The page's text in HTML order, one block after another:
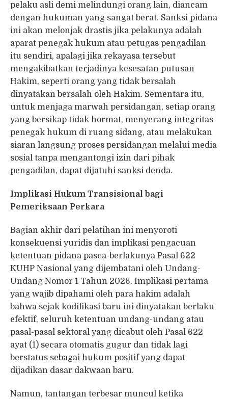
pelaku asli demi melindungi orang lain, diancam
dengan hukuman yang sangat berat. Sanksi pidana
ini akan melonjak drastis jika pelakunya adalah
aparat penegak hukum atau petugas pengadilan
itu sendiri, apalagi jika rekayasa tersebut
mengakibatkan terjadinya kesesatan putusan
Hakim, seperti orang yang tidak bersalah
dinyatakan bersalah oleh Hakim. Sementara itu,
untuk menjaga marwah persidangan, setiap orang
yang bersikap tidak hormat, menyerang integritas
penegak hukum di ruang sidang, atau melakukan
siaran langsung proses persidangan melalui media
sosial tanpa mengantongi izin dari pihak
pengadilan, dapat dijatuhi sanksi denda.
Implikasi Hukum Transisional bagi
Pemeriksaan Perkara
Bagian akhir dari pelatihan ini menyoroti
konsekuensi yuridis dan implikasi pengacuan
ketentuan pidana pasca-berlakunya Pasal 622
KUHP Nasional yang dijembatani oleh Undang-
Undang Nomor 1 Tahun 2026. Implikasi pertama
yang wajib dipahami oleh para hakim adalah
bahwa sejak kodifikasi baru ini dinyatakan berlaku
efektif, seluruh ketentuan undang-undang atau
pasal-pasal sektoral yang dicabut oleh Pasal 622
ayat (1) secara otomatis gugur dan tidak lagi
berstatus sebagai hukum positif yang dapat
dijadikan dasar dakwaan baru.
Namun, tantangan terbesar muncul ketika